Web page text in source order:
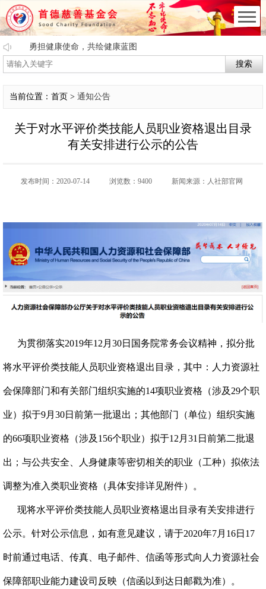
勇担健康使命，共绘健康蓝图
搜索
当前位置：首页 > 通知公告
关于对水平评价类技能人员职业资格退出目录
有关安排进行公示的公告
发布时间：2020-07-14 浏览数：9400 新闻来源：人社部官网
为贯彻落实2019年12月30日国务院常务会议精神，拟分批
将水平评价类技能人员职业资格退出目录，其中：人力资源社
会保障部门和有关部门组织实施的14项职业资格（涉及29个职
业）拟于9月30日前第一批退出；其他部门（单位）组织实施
的66项职业资格（涉及156个职业）拟于12月31日前第二批退
出；与公共安全、人身健康等密切相关的职业（工种）拟依法
调整为准入类职业资格（具体安排详见附件）。
现将水平评价类技能人员职业资格退出目录有关安排进行
公示。针对公示信息，如有意见建议，请于2020年7月16日17
时前通过电话、传真、电子邮件、信函等形式向人力资源社会
保障部职业能力建设司反映（信函以到达日邮戳为准）。